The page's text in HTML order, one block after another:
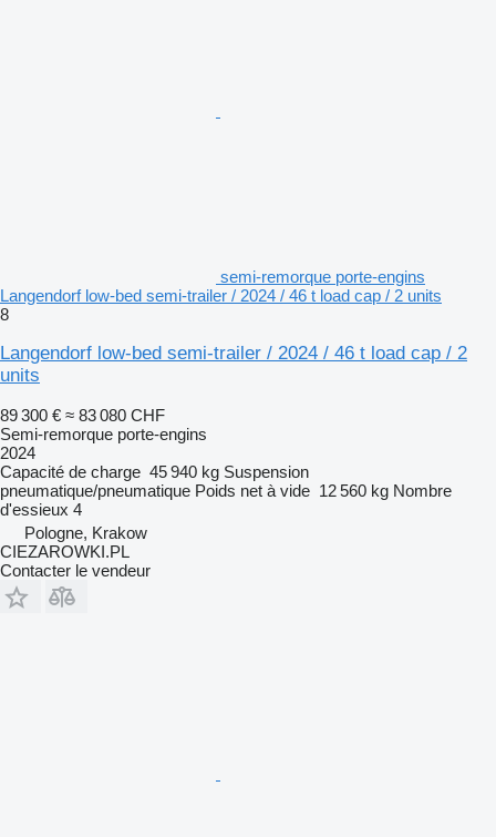
semi-remorque porte-engins
Langendorf low-bed semi-trailer / 2024 / 46 t load cap / 2 units
8
Langendorf low-bed semi-trailer / 2024 / 46 t load cap / 2
units
89 300 € ≈ 83 080 CHF
Semi-remorque porte-engins
2024
Capacité de charge 45 940 kg Suspension
pneumatique/pneumatique Poids net à vide 12 560 kg Nombre
d'essieux 4
Pologne, Krakow
CIEZAROWKI.PL
Contacter le vendeur